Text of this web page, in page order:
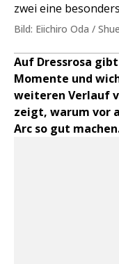
zwei eine
Bild: Eiichiro Oda /
Auf Dressrosa
Momente und
weiteren Verlauf
zeigt, warum vor
Arc so gut